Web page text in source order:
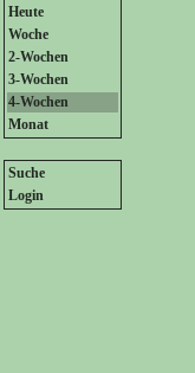
Heute
Woche
2-Wochen
3-Wochen
4-Wochen
Monat
Suche
Login